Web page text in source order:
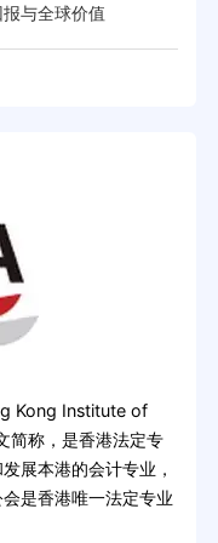
与全球价值
Kong Institute of
称，是香港法定专
展本港的会计专业，
是香港唯一法定专业